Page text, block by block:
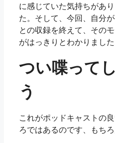
に感じていた気持ちがあ
た。そして、今回、自分
との収録を終えて、その
がはっきりとわかりました
つい喋って
う
これがポッドキャストの
ろではあるのです、もちろ